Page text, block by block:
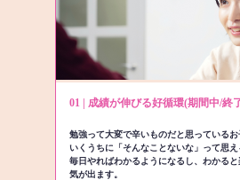
01 | 成績が伸びる好循環(期間中/終
勉強って大変で辛いものだと思っている
いくうちに「そんなことないな」って思え
毎日やればわかるようになるし、わかる
気が出ます。